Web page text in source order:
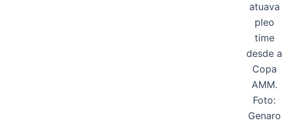
atuava
pleo
time
desde a
Copa
AMM.
Foto:
Genaro